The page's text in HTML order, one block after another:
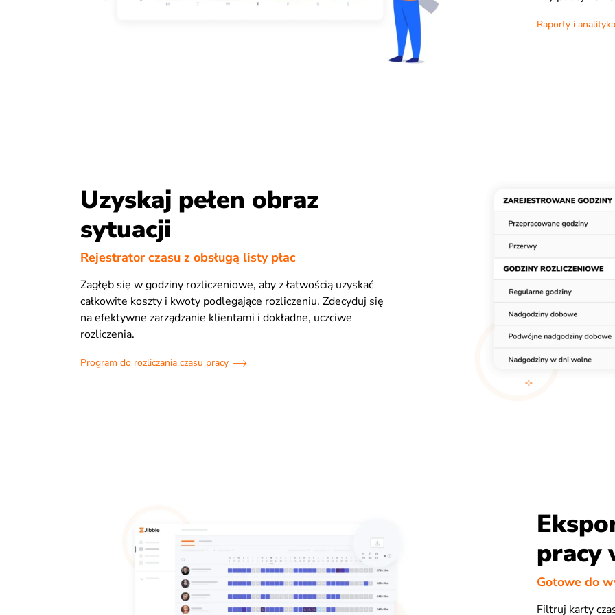
Raporty i analityka
Uzyskaj pełen obraz
sytuacji
Rejestrator czasu z obsługą listy płac
Zagłęb się w godziny rozliczeniowe, aby z łatwością uzyskać
całkowite koszty i kwoty podlegające rozliczeniu. Zdecyduj się
na efektywne zarządzanie klientami i dokładne, uczciwe
rozliczenia.
Program do rozliczania czasu pracy
pracy
Gotowe do
Filtruj karty